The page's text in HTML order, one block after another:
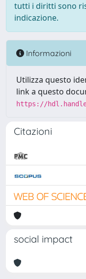
tutti i diritti sono
indicazione.
Informazioni
Utilizza questo
link a questo
https://
Citazioni
social impact